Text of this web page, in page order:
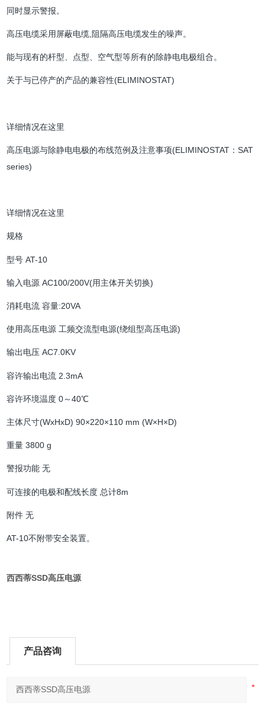
同时显示警报。
高压电缆采用屏蔽电缆,阻隔高压电缆发生的噪声。
能与现有的杆型、点型、空气型等所有的除静电电极组合。
关于与已停产的产品的兼容性(ELIMINOSTAT)
详细情况在这里
高压电源与除静电电极的布线范例及注意事项(ELIMINOSTAT：SAT
series)
详细情况在这里
规格
型号 AT-10
输入电源 AC100/200V(用主体开关切换)
消耗电流 容量:20VA
使用高压电源 工频交流型电源(绕组型高压电源)
输出电压 AC7.0KV
容许输出电流 2.3mA
容许环境温度 0～40℃
主体尺寸(WxHxD) 90×220×110 mm (W×H×D)
重量 3800 g
警报功能 无
可连接的电极和配线长度 总计8m
附件 无
AT-10不附带安全装置。
西西蒂SSD高压电源
产品咨询